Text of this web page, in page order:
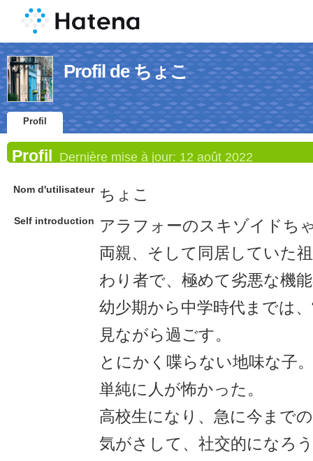
Profil de ちょこ
Profil
Profil Dernière mise à jour: 12 août 2022
Nom d'utilisateur ちょこ
Self introduction
アラフォーのスキゾイドち
両親、そして同居していた
わり者で、極めて劣悪な機
幼少期から中学時代までは
見ながら過ごす。
とにかく喋らない地味な子。
単純に人が怖かった。
高校生になり、急に今まで
気がさして、社交的になろ